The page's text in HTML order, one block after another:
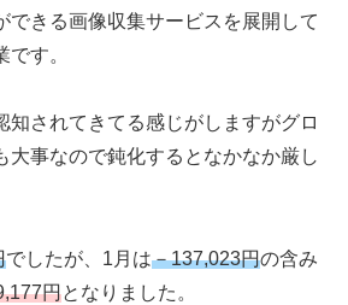
できる画像収集サービスを展開して
す。
知されてきてる感じがしますがグロ
大事なので鈍化するとなかなか厳し
でしたが、1月は－137,023円の含み
円となりました。